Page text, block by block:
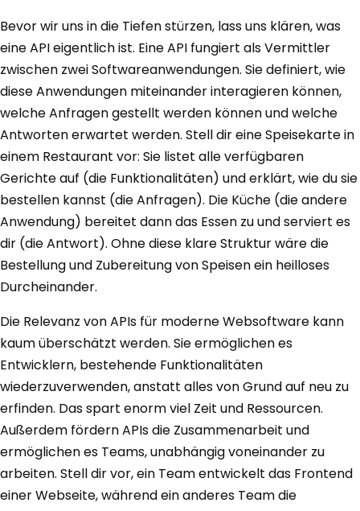
Bevor wir uns in die Tiefen stürzen, lass uns klären, was
eine API eigentlich ist. Eine API fungiert als Vermittler
zwischen zwei Softwareanwendungen. Sie definiert, wie
diese Anwendungen miteinander interagieren können,
welche Anfragen gestellt werden können und welche
Antworten erwartet werden. Stell dir eine Speisekarte in
einem Restaurant vor: Sie listet alle verfügbaren
Gerichte auf (die Funktionalitäten) und erklärt, wie du sie
bestellen kannst (die Anfragen). Die Küche (die andere
Anwendung) bereitet dann das Essen zu und serviert es
dir (die Antwort). Ohne diese klare Struktur wäre die
Bestellung und Zubereitung von Speisen ein heilloses
Durcheinander.
Die Relevanz von APIs für moderne Websoftware kann
kaum überschätzt werden. Sie ermöglichen es
Entwicklern, bestehende Funktionalitäten
wiederzuverwenden, anstatt alles von Grund auf neu zu
erfinden. Das spart enorm viel Zeit und Ressourcen.
Außerdem fördern APIs die Zusammenarbeit und
ermöglichen es Teams, unabhängig voneinander zu
arbeiten. Stell dir vor, ein Team entwickelt das Frontend
einer Webseite, während ein anderes Team die